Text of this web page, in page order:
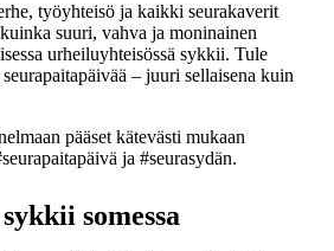
työyhteisö ja kaikki seurakaverit
suuri, vahva ja moninainen
urheiluyhteisössä sykkii. Tule
– juuri sellaisena kuin
pääset kätevästi mukaan
ja #seurasydän.
somessa